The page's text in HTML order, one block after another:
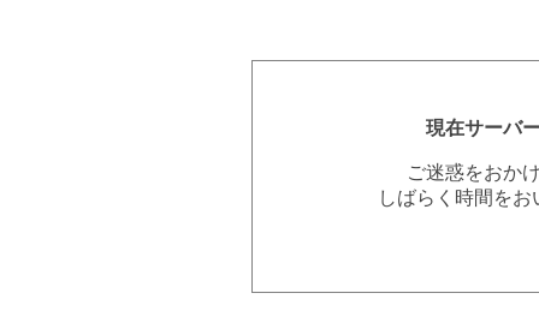
現在サーバ
ご迷惑をおか
しばらく時間を